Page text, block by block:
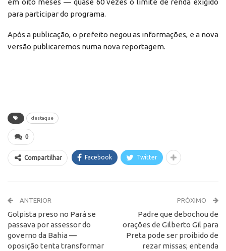
para participar do programa.
Após a publicação, o prefeito negou as informações, e a nova
versão publicaremos numa nova reportagem.
destaque
0
Compartilhar Facebook Twitter
ANTERIOR
Golpista preso no Pará se
passava por assessor do
governo da Bahia —
oposição tenta transformar
PRÓXIMO
Padre que debochou de
orações de Gilberto Gil para
Preta pode ser proibido de
rezar missas; entenda